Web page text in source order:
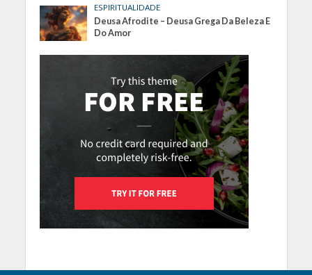
ESPIRITUALIDADE
Deusa Afrodite – Deusa Grega Da Beleza E
Do Amor